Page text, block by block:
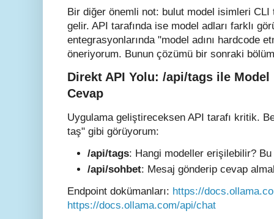
Bir diğer önemli not: bulut model isimleri CLI
gelir. API tarafında ise model adları farklı
entegrasyonlarında "model adını hardcode
öneriyorum. Bunun çözümü bir sonraki
Direkt API Yolu: /api/tags ile
Cevap
Uygulama geliştireceksen API tarafı kritik.
taş" gibi görüyorum:
/api/tags: Hangi modeller erişilebilir? Bu
/api/sohbet: Mesaj gönderip cevap
Endpoint dokümanları: https://
https://docs.ollama.com/api/chat